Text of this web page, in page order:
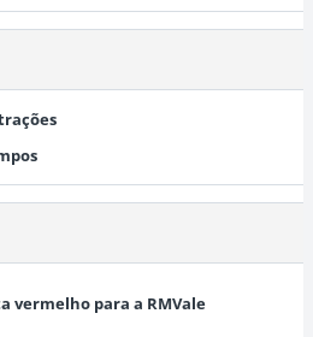
vermelho para a RMVale